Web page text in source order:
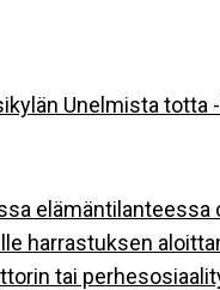
Unelmista totta
harrastuksen
tai